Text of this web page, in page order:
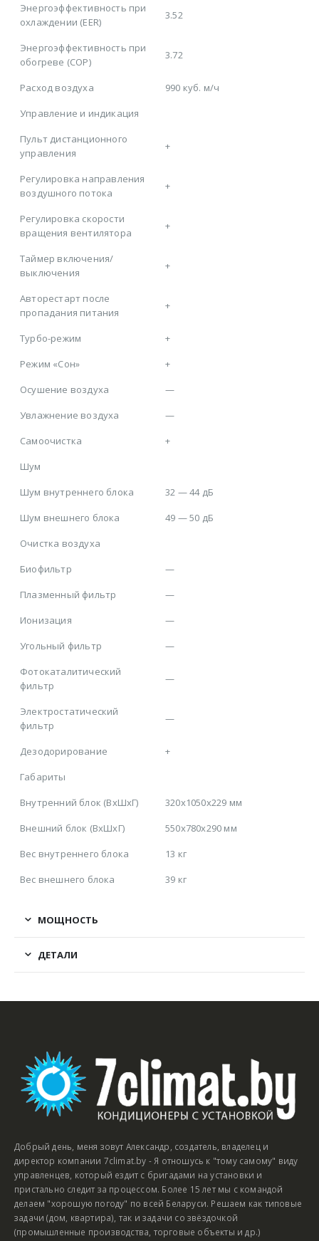
Энергоэффективность при
охлаждении (EER)
3.52
Энергоэффективность при
обогреве (COP)
3.72
Расход воздуха
990 куб. м/ч
Управление и индикация
Пульт дистанционного
управления
+
Регулировка направления
воздушного потока
+
Регулировка скорости
вращения вентилятора
+
Таймер включения/
выключения
+
Авторестарт после
пропадания питания
+
Турбо-режим
+
Режим «Сон»
+
Осушение воздуха
—
Увлажнение воздуха
—
Самоочистка
+
Шум
Шум внутреннего блока
32 — 44 дБ
Шум внешнего блока
49 — 50 дБ
Очистка воздуха
Биофильтр
—
Плазменный фильтр
—
Ионизация
—
Угольный фильтр
—
Фотокаталитический
фильтр
—
Электростатический
фильтр
—
Дезодорирование
+
Габариты
Внутренний блок (ВхШхГ)
320х1050х229 мм
Внешний блок (ВхШхГ)
550х780х290 мм
Вес внутреннего блока
13 кг
Вес внешнего блока
39 кг
МОЩНОСТЬ
ДЕТАЛИ
Добрый день, меня зовут Александр, создатель, владелец и
директор компании 7climat.by - Я отношусь к "тому самому" виду
управленцев, который ездит с бригадами на установки и
пристально следит за процессом. Более 15 лет мы с командой
делаем "хорошую погоду" по всей Беларуси. Решаем как типовые
задачи (дом, квартира), так и задачи со звёздочкой
(промышленные производства, торговые объекты и др.)